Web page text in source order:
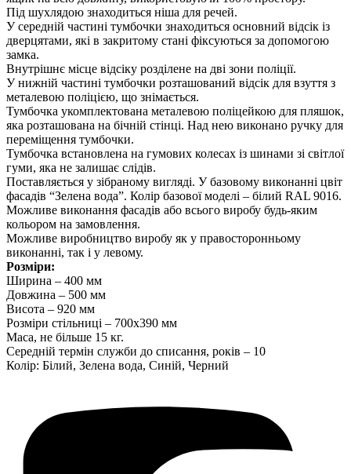
Під шухлядою знаходиться ніша для речей.
У середній частині тумбочки знаходиться основний відсік із
дверцятами, які в закритому стані фіксуються за допомогою
замка.
Внутрішнє місце відсіку розділене на дві зони поліції.
У нижній частині тумбочки розташований відсік для взуття з
металевою поліцією, що знімається.
Тумбочка укомплектована металевою поліцейкою для пляшок,
яка розташована на бічній стінці. Над нею виконано ручку для
переміщення тумбочки.
Тумбочка встановлена ​​​​на гумових колесах із шинами зі світлої
гуми, яка не залишає слідів.
Поставляється у зібраному вигляді. У базовому виконанні цвіт
фасадів “Зелена вода”. Колір базової моделі – білий RAL 9016.
Можливе виконання фасадів або всього виробу будь-яким
кольором на замовлення.
Можливе виробництво виробу як у правосторонньому
виконанні, так і у левому.
Розміри:
Ширина – 400 мм
Довжина – 500 мм
Висота – 920 мм
Розміри стільниці – 700х390 мм
Маса, не більше 15 кг.
Середній термін служби до списання, років – 10
Колір: Білий, Зелена вода, Синій, Черний